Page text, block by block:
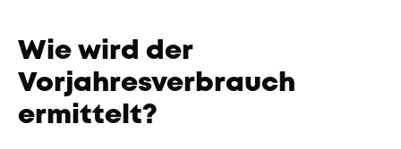
Wie wird der
Vorjahresverbrauch
ermittelt?